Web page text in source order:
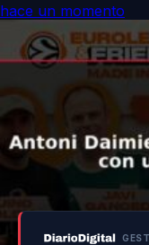
hace un momento